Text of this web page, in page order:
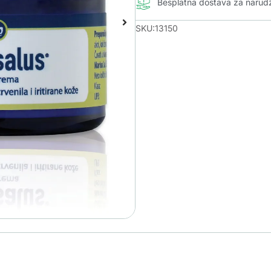
Besplatna dostava za
SKU:13150